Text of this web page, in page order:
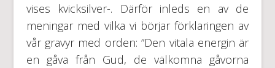
vises kvicksilver-. Därför inleds en av de
meningar med vilka vi börjar förklaringen av
vår gravyr med orden: ”Den vitala energin är
en gåva från Gud, de välkomna gåvorna